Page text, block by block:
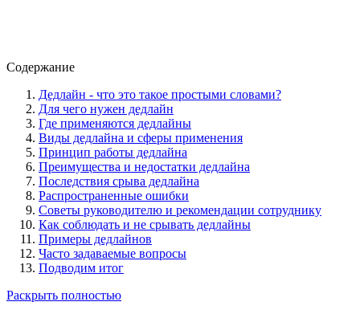
Содержание
Дедлайн - что это такое простыми словами?
Для чего нужен дедлайн
Где применяются дедлайны
Виды дедлайна и сферы применения
Принцип работы дедлайна
Преимущества и недостатки дедлайна
Последствия срыва дедлайна
Распространенные ошибки
Советы руководителю и рекомендации сотруднику
Как соблюдать и не срывать дедлайны
Примеры дедлайнов
Часто задаваемые вопросы
Подводим итог
Раскрыть полностью